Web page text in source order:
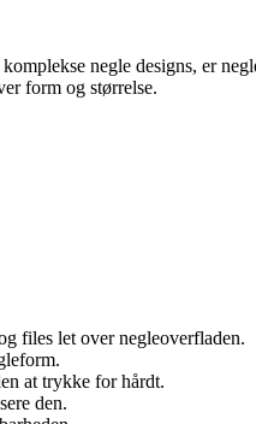
negle designs, er
form og størrelse.
files let over negleoverfladen.
at trykke for hårdt.
den.